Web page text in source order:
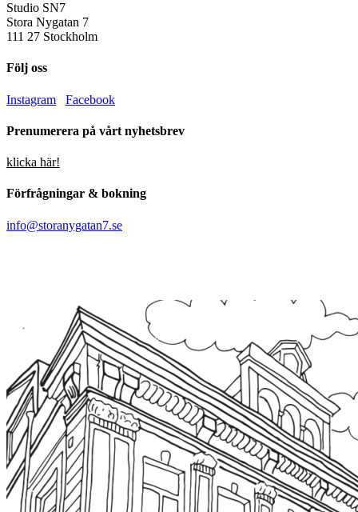
Studio SN7
Stora Nygatan 7
111 27 Stockholm
Följ oss
Instagram Facebook
Prenumerera på vårt nyhetsbrev
klicka här!
Förfrågningar & bokning
info@storanygatan7.se